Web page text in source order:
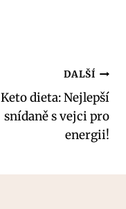
DALŠÍ
Keto dieta: Nejlepší
snídaně s vejci pro
energii!